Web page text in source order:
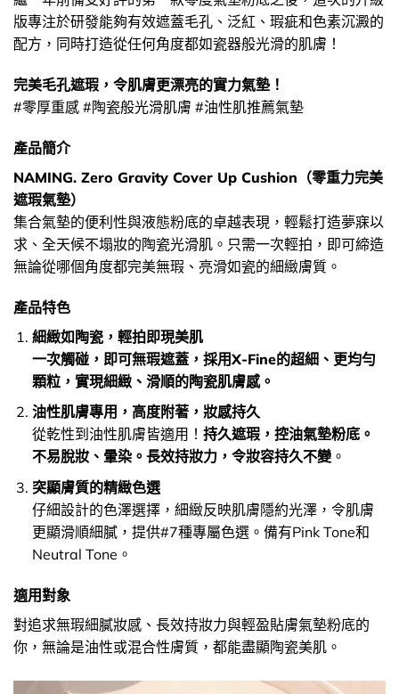
版專注於研發能夠有效遮蓋毛孔、泛紅、瑕疵和色素沉澱的
配方，同時打造從任何角度都如瓷器般光滑的肌膚！
完美毛孔遮瑕，令肌膚更漂亮的實力氣墊！
#零厚重感 #陶瓷般光滑肌膚 #油性肌推薦氣墊
產品簡介
NAMING. Zero Gravity Cover Up Cushion（零重力完美
遮瑕氣墊）
集合氣墊的便利性與液態粉底的卓越表現，輕鬆打造夢寐以
求、全天候不塌妝的陶瓷光滑肌。只需一次輕拍，即可締造
無論從哪個角度都完美無瑕、亮滑如瓷的細緻膚質。
產品特色
細緻如陶瓷，輕拍即現美肌
一次觸碰，即可無瑕遮蓋，採用X-Fine的超細、更均勻
顆粒，實現細緻、滑順的陶瓷肌膚感。
油性肌膚專用，高度附著，妝感持久
從乾性到油性肌膚皆適用！ 持久遮瑕，控油氣墊粉底。
不易脫妝、暈染。長效持妝力，令妝容持久不變。
突顯膚質的精緻色選
仔細設計的色澤選擇，細緻反映肌膚隱約光澤，令肌膚
更顯滑順細膩，提供#7種專屬色選。備有Pink Tone和
Neutral Tone。
適用對象
對追求無瑕細膩妝感、長效持妝力與輕盈貼膚氣墊粉底的
你，無論是油性或混合性膚質，都能盡顯陶瓷美肌。